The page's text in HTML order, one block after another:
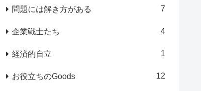
問題には解き方がある 7
企業戦士たち 4
経済的自立 1
お役立ちのGoods 12